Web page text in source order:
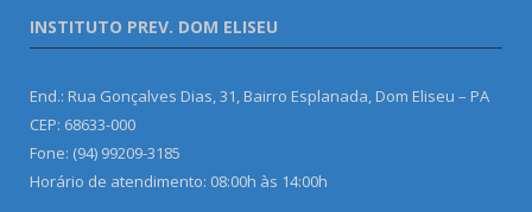
INSTITUTO PREV. DOM ELISEU
End.: Rua Gonçalves Dias, 31, Bairro Esplanada, Dom Eliseu – PA
CEP: 68633-000
Fone: (94) 99209-3185
Horário de atendimento: 08:00h às 14:00h